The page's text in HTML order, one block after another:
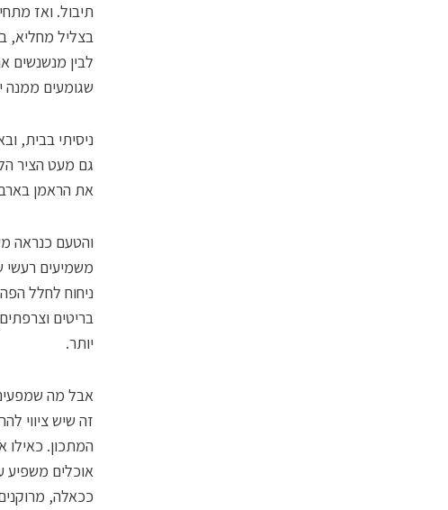
תיבול. ואז
בצליל מחליא,
לבין מנשנשים
שגומעים ממנה
ניסיתי בבית,
גם מעט הציר
את הראמן
והטעם כנראה
משמיעים רעשי
בריטים
יותר.
אבל מה
זה שיש ציווי
המתכון. כאילו
אוכלים משפיע
ככאלה,